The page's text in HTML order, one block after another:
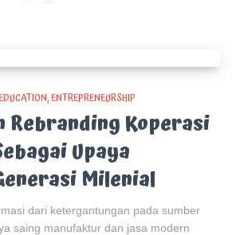
ENTREPRENEURSHIP
Rebranding Koperasi
Upaya
Milenial
dari ketergantungan pada sumber
saing manufaktur dan jasa modern